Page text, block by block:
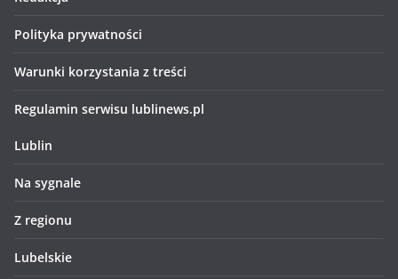
Polityka prywatności
Warunki korzystania z treści
Regulamin serwisu lublinews.pl
Lublin
Na sygnale
Z regionu
Lubelskie